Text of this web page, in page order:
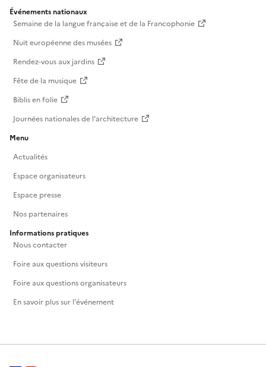
Événements nationaux
Semaine de la langue française et de la Francophonie
Nuit européenne des musées
Rendez-vous aux jardins
Fête de la musique
Biblis en folie
Journées nationales de l'architecture
Menu
Actualités
Espace organisateurs
Espace presse
Nos partenaires
Informations pratiques
Nous contacter
Foire aux questions visiteurs
Foire aux questions organisateurs
En savoir plus sur l'événement